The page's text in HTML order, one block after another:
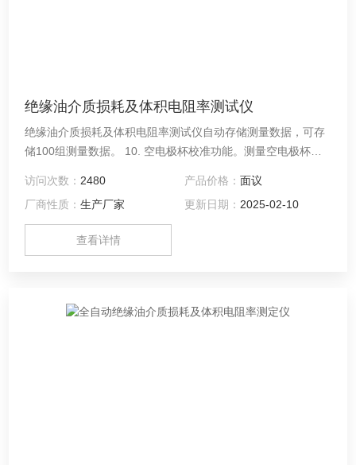
绝缘油介质损耗及体积电阻率测试仪
绝缘油介质损耗及体积电阻率测试仪自动存储测量数据，可存
储100组测量数据。 10. 空电极杯校准功能。测量空电极杯的
校准数据自动保存，以利于相对电容率和直流电阻率的准确计
算。
访问次数： 2480 产品价格： 面议
厂商性质：生产厂家 更新日期： 2025-02-10
查看详情